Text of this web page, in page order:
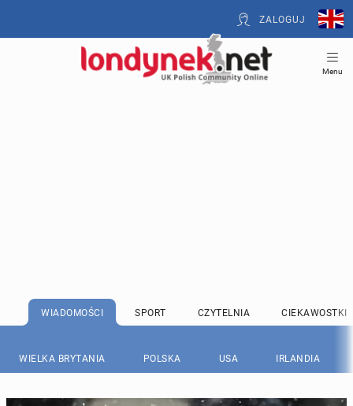
ZALOGUJ
Menu
WIADOMOŚCI SPORT CZYTELNIA CIEKAWOSTKI
WIELKA BRYTANIA POLSKA USA IRLANDIA